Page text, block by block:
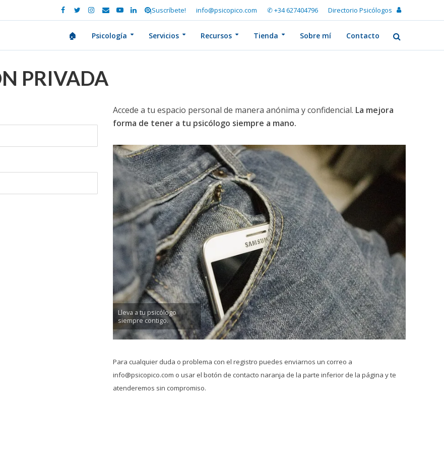
¡Suscríbete! info@psicopico.com ✆ +34 627404796 Directorio Psicólogos
🏠 Psicología Servicios Recursos Tienda Sobre mí Contacto
PRIVADA
Accede a tu espacio personal de manera anónima y confidencial. La mejora
forma de tener a tu psicólogo siempre a mano.
Lleva a tu psicólogo
siempre contigo.
Para cualquier duda o problema con el registro puedes enviarnos un correo a
info@psicopico.com o usar el botón de contacto naranja de la parte inferior de la página y te
atenderemos sin compromiso.